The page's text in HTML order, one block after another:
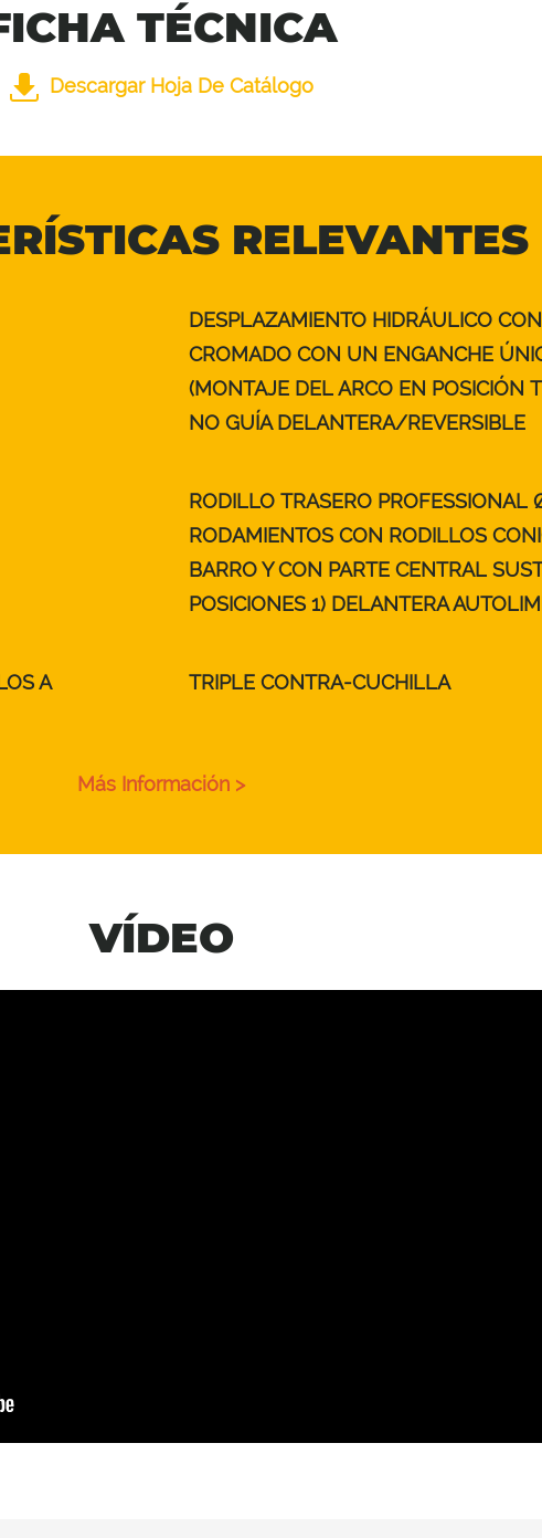
TÉCNICA
Descargar Hoja De Catálogo
RELEVANTES
DESPLAZAMIENTO HIDRÁULICO
CROMADO CON UN ENGANCHE
(MONTAJE DEL ARCO EN POSICIÓN
NO GUÍA DELANTERA/REVERSIBLE
RODILLO TRASERO
RODAMIENTOS CON RODILLOS
BARRO Y CON PARTE CENTRAL
POSICIONES 1) DELANTERA
A
TRIPLE CONTRA-CUCHILLA
Más Información >
VÍDEO